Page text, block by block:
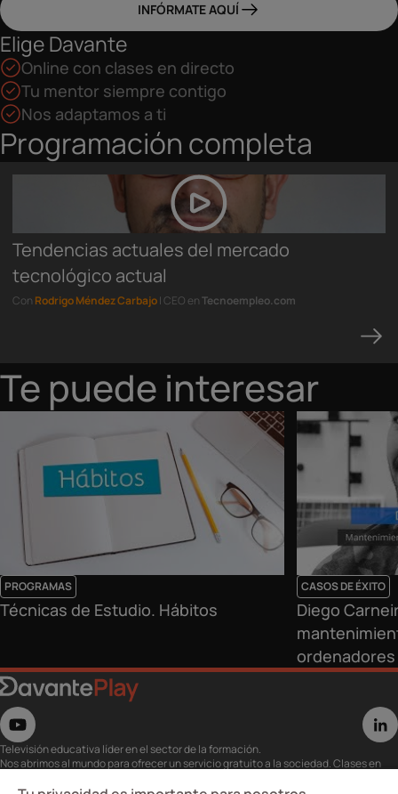
INFÓRMATE AQUÍ
Elige Davante
Online con clases en directo
Tu mentor siempre contigo
Nos adaptamos a ti
Programación completa
Tendencias actuales del mercado
tecnológico actual
Con Rodrigo Méndez Carbajo| CEO enTecnoempleo.com
Te puede interesar
PROGRAMAS
Técnicas de Estudio. Hábitos
CASOS DE ÉXITO
Diego
ordenadores
Televisión educativa líder en el sector de la formación.
Nos abrimos al mundo para ofrecer un servicio gratuito a la sociedad. Clases en